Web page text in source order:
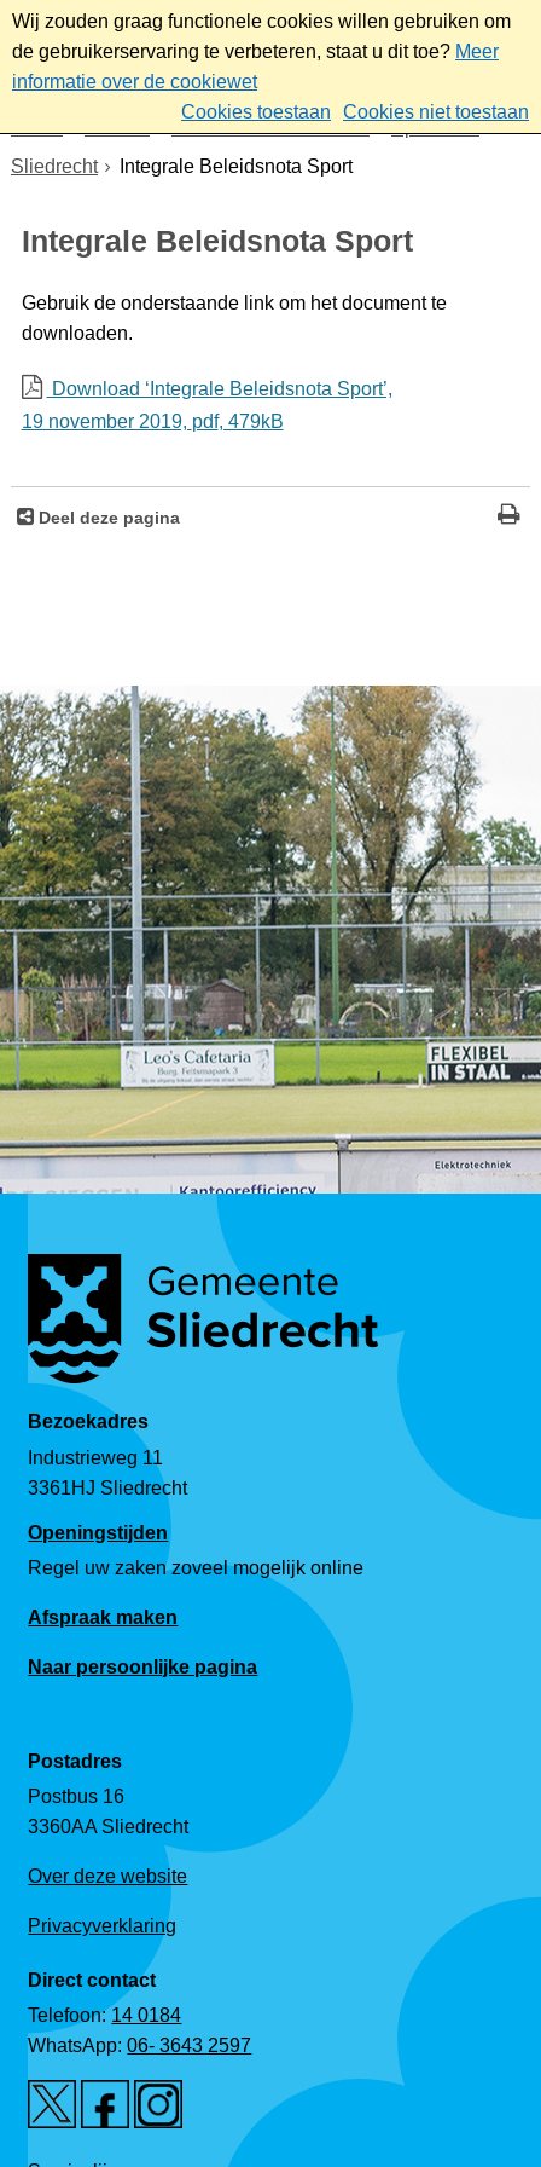
Wij zouden graag functionele cookies willen gebruiken om
de gebruikerservaring te verbeteren, staat u dit toe? Meer
informatie over de cookiewet
Cookies toestaan
Cookies niet toestaan
Ontmoeten & meedoen
Sporten in
Sliedrecht
Integrale Beleidsnota Sport
Integrale Beleidsnota Sport
Gebruik de onderstaande link om het document te
downloaden.
Download ‘Integrale Beleidsnota Sport’,
19 november 2019, pdf, 479kB
Deel deze pagina
Bezoekadres
Industrieweg 11
3361HJ Sliedrecht
Openingstijden
Regel uw zaken zoveel mogelijk online
Afspraak maken
Naar persoonlijke pagina
Postadres
Postbus 16
3360AA Sliedrecht
Over deze website
Privacyverklaring
Direct contact
Telefoon:14 0184
WhatsApp:06- 3643 2597